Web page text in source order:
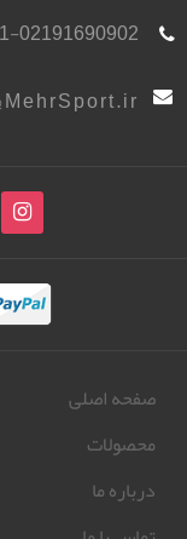
02191690902
صفحه اصلی
محصولات
درباره ما